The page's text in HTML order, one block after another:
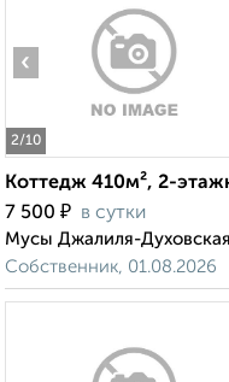
2/10
‹
Коттедж 410м², 2-
7 500 ₽ в сутки
Мусы Джалиля-
Собственник, 01.08.2026